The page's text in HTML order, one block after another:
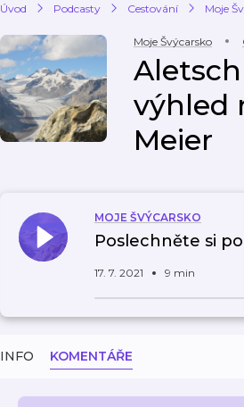
Úvod Podcasty Cestování Moje
Moje Švýcarsko
výhled
Meier
MOJE ŠVÝCARSKO
Poslechněte si
17. 7. 2021 9 min
INFO KOMENTÁŘE